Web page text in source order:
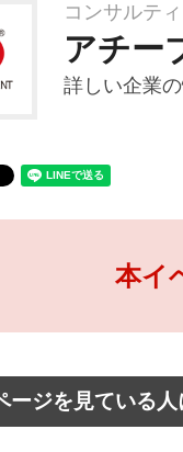
コンサルテ
アチー
詳しい企業
本イ
ージを見ている